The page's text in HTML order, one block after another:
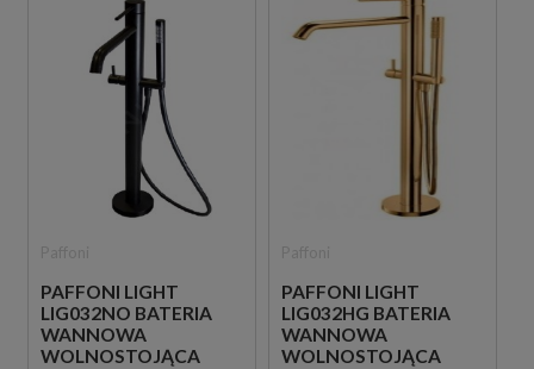
PAFFONI LIGHT
LIG032NO BATERIA
WANNOWA
WOLNOSTOJĄCA
PAFFONI LIGHT
LIG032HG BATERIA
WANNOWA
WOLNOSTOJĄCA